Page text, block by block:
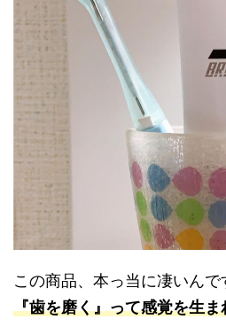
この商品、本っ当に凄いんで
『歯を磨く』って感覚を生